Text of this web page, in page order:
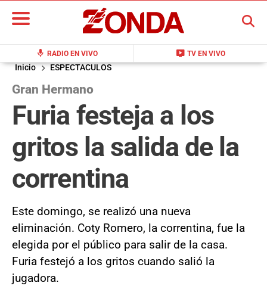
mic RADIO EN VIVO live_tv TV EN VIVO
BUSCAR
Inicio ESPECTACULOS
Gran Hermano
Furia festeja a los
gritos la salida de la
correntina
Este domingo, se realizó una nueva
eliminación. Coty Romero, la correntina, fue la
elegida por el público para salir de la casa.
Furia festejó a los gritos cuando salió la
jugadora.